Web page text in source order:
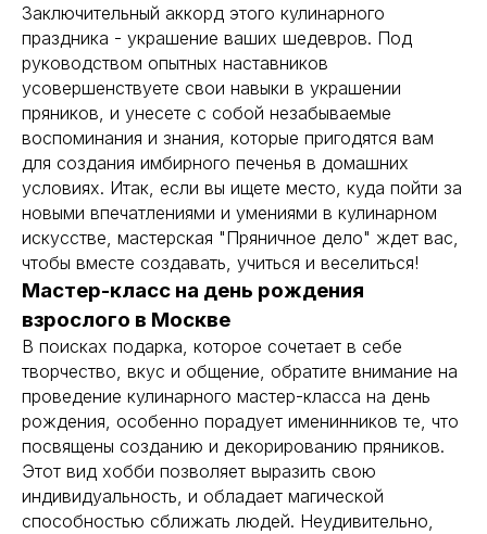
Заключительный аккорд этого кулинарного
праздника - украшение ваших шедевров. Под
руководством опытных наставников
усовершенствуете свои навыки в украшении
пряников, и унесете с собой незабываемые
воспоминания и знания, которые пригодятся вам
для создания имбирного печенья в домашних
условиях. Итак, если вы ищете место, куда пойти за
новыми впечатлениями и умениями в кулинарном
искусстве, мастерская "Пряничное дело" ждет вас,
чтобы вместе создавать, учиться и веселиться!
Мастер-класс на день рождения
взрослого в Москве
В поисках подарка, которое сочетает в себе
творчество, вкус и общение, обратите внимание на
проведение кулинарного мастер-класса на день
рождения, особенно порадует именинников те, что
посвящены созданию и декорированию пряников.
Этот вид хобби позволяет выразить свою
индивидуальность, и обладает магической
способностью сближать людей. Неудивительно,